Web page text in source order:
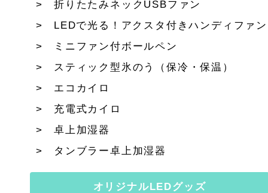
折りたたみネックUSBファン
LEDで光る！アクスタ付きハンディファン
ミニファン付ボールペン
スティック型氷のう（保冷・保温）
エコカイロ
充電式カイロ
卓上加湿器
タンブラー卓上加湿器
オリジナルLEDグッズ